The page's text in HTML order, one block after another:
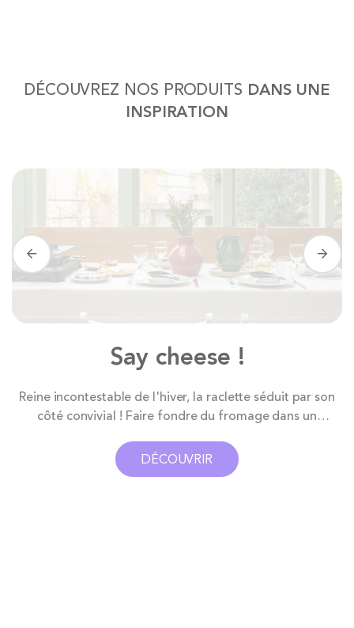
un choix réfléchi. Ces appareils sont entretenus et
renouvelés régulièrement, garantissant leur qualité tout
en prolongeant leur durée de vie. Louer, c’est réduire
l’emploi pour particulier et professionnel Louer un
appareil à raclette, c’est bénéficier d’un matériel de
qualité professionnelle. Fini les soucis liés aux modèles
bas de gamme ou peu performants. Grâce à la location
d’appareil à raclette, vous disposez d’un appareil
robuste, facile à utiliser et capable de répondre à toutes
vos attentes : cuisson homogène, rapidité de chauffe et
design élégant qui s’intègre à votre décoration de table.
DÉCOUVREZ NOS PRODUITS DANS UNE
INSPIRATION
Say cheese !
Reine incontestable de l'hiver, la raclette séduit par son
côté convivial ! Faire fondre du fromage dans un
moment de partage assuré, devenu plus tendance que
jamais. Transportez vos amis au cœur d’un chalet
DÉCOUVRIR